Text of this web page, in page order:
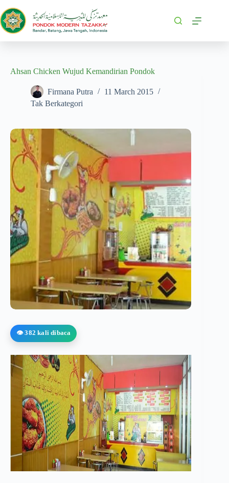
Ahsan Chicken Wujud Kemandirian Pondok
Firmana Putra
11 March 2015
Tak Berkategori
👁️ 382 kali dibaca